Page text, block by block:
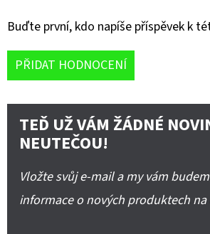
Buďte první, kdo napíše příspěvek k
PŘIDAT HODNOCENÍ
TEĎ UŽ VÁM ŽÁDNÉ
NEUTEČOU!
Vložte svůj e-mail a my vám
informace o nových produktech